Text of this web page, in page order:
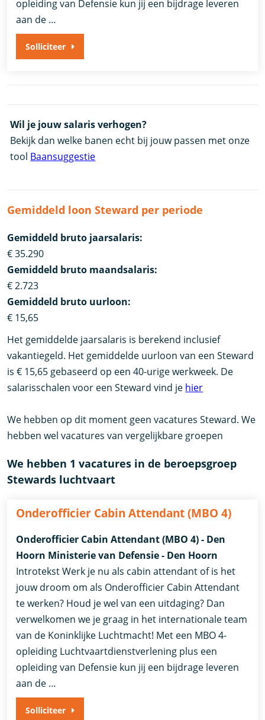
opleiding van Defensie kun jij een bijdrage leveren
aan de …
Solliciteer
Wil je jouw salaris verhogen?
Bekijk dan welke banen echt bij jouw passen met onze
tool Baansuggestie
Gemiddeld loon Steward per periode
Gemiddeld bruto jaarsalaris:
€ 35.290
Gemiddeld bruto maandsalaris:
€ 2.723
Gemiddeld bruto uurloon:
€ 15,65
Het gemiddelde jaarsalaris is berekend inclusief
vakantiegeld. Het gemiddelde uurloon van een Steward
is € 15,65 gebaseerd op een 40-urige werkweek. De
salarisschalen voor een Steward vind je hier
We hebben op dit moment geen vacatures Steward. We
hebben wel vacatures van vergelijkbare groepen
We hebben 1 vacatures in de beroepsgroep
Stewards luchtvaart
Onderofficier Cabin Attendant (MBO 4)
Onderofficier Cabin Attendant (MBO 4) - Den
Hoorn Ministerie van Defensie - Den Hoorn
Introtekst Werk je nu als cabin attendant of is het
jouw droom om als Onderofficier Cabin Attendant
te werken? Houd je wel van een uitdaging? Dan
verwelkomen we je graag in het internationale team
van de Koninklijke Luchtmacht! Met een MBO 4-
opleiding Luchtvaartdienstverlening plus een
opleiding van Defensie kun jij een bijdrage leveren
aan de …
Solliciteer